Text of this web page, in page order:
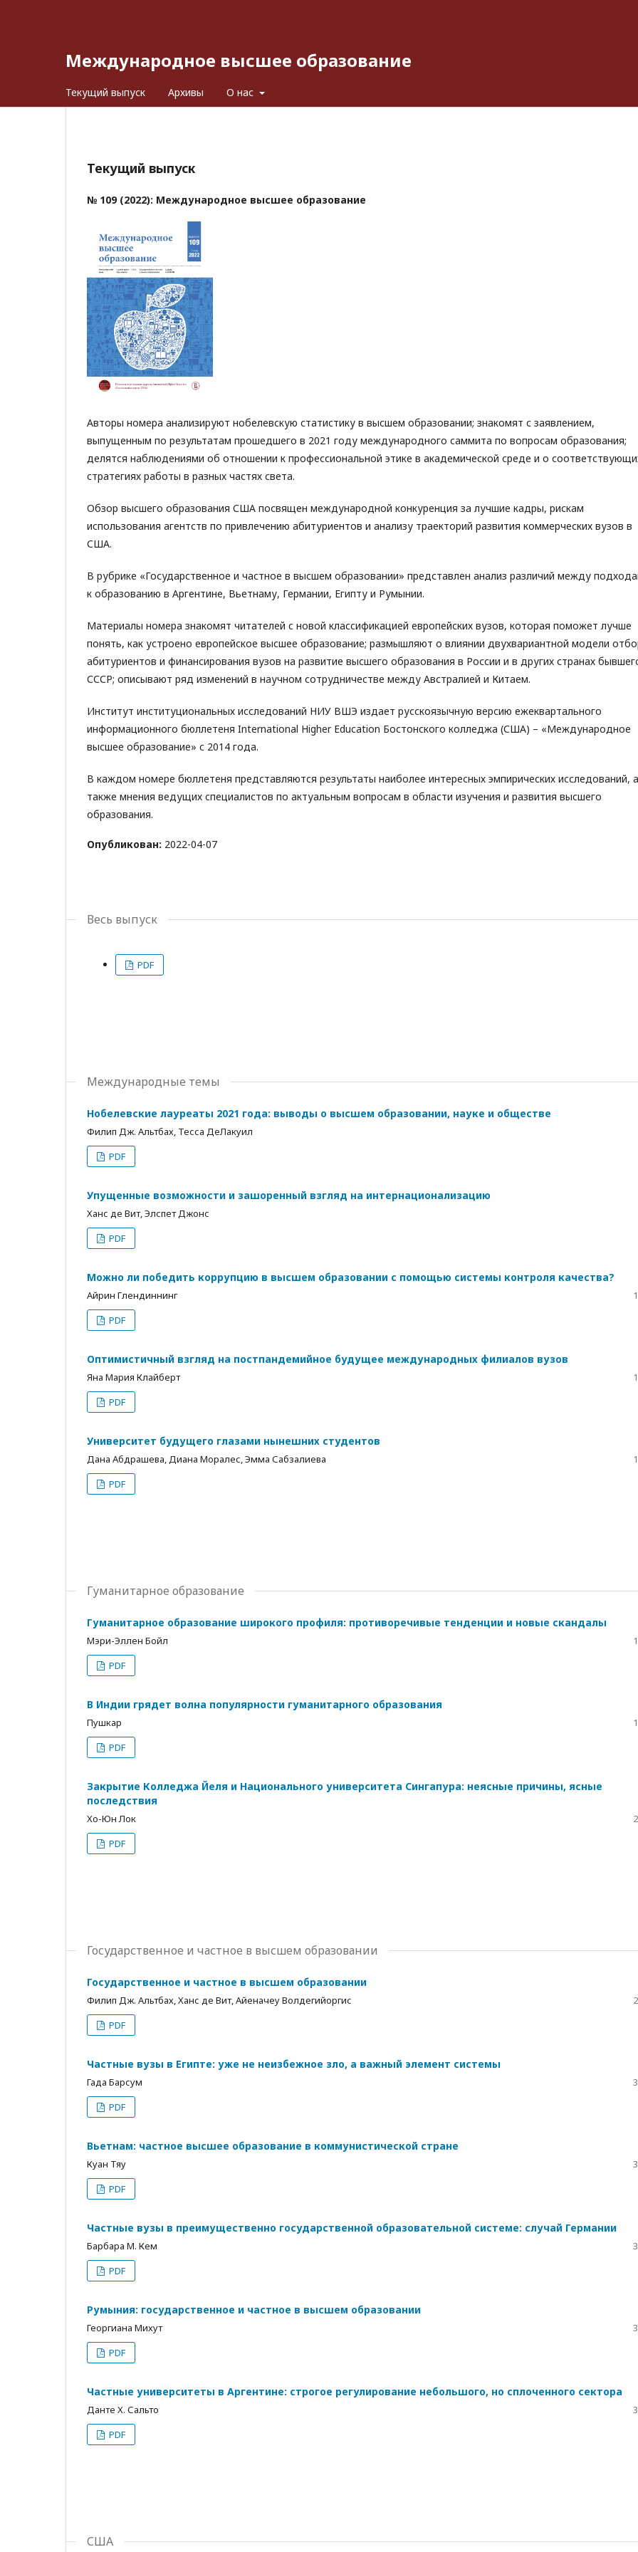
Международное высшее образование
Текущий выпуск Архивы О нас
Текущий выпуск
№ 109 (2022): Международное высшее образование
Авторы номера анализируют нобелевскую статистику в высшем образовании; знакомят с заявлением,
выпущенным по результатам прошедшего в 2021 году международного саммита по вопросам образования;
делятся наблюдениями об отношении к профессиональной этике в академической среде и о
стратегиях работы в разных частях света.
Обзор высшего образования США посвящен международной конкуренция за лучшие кадры, рискам
использования агентств по привлечению абитуриентов и анализу траекторий развития коммерческих вузов в
США.
В рубрике «Государственное и частное в высшем образовании» представлен анализ различий между
к образованию в Аргентине, Вьетнаму, Германии, Египту и Румынии.
Материалы номера знакомят читателей с новой классификацией европейских вузов, которая поможет лучше
понять, как устроено европейское высшее образование; размышляют о влиянии двухвариантной модели
абитуриентов и финансирования вузов на развитие высшего образования в России и в других странах
СССР; описывают ряд изменений в научном сотрудничестве между Австралией и Китаем.
Институт институциональных исследований НИУ ВШЭ издает русскоязычную версию ежеквартального
информационного бюллетеня International Higher Education Бостонского колледжа (США) – «Международное
высшее образование» с 2014 года.
В каждом номере бюллетеня представляются результаты наиболее интересных эмпирических исследований, а
также мнения ведущих специалистов по актуальным вопросам в области изучения и развития высшего
образования.
Опубликован: 2022-04-07
Весь выпуск
PDF
Международные темы
Нобелевские лауреаты 2021 года: выводы о высшем образовании, науке и обществе
Филип Дж. Альтбах, Тесса ДеЛакуил
PDF
Упущенные возможности и зашоренный взгляд на интернационализацию
Ханс де Вит, Элспет Джонс
PDF
Можно ли победить коррупцию в высшем образовании с помощью системы контроля качества?
Айрин Глендиннинг
PDF
Оптимистичный взгляд на постпандемийное будущее международных филиалов вузов
Яна Мария Клайберт
PDF
Университет будущего глазами нынешних студентов
Дана Абдрашева, Диана Моралес, Эмма Сабзалиева
PDF
Гуманитарное образование
Гуманитарное образование широкого профиля: противоречивые тенденции и новые скандалы
Мэри-Эллен Бойл
PDF
В Индии грядет волна популярности гуманитарного образования
Пушкар
PDF
Закрытие Колледжа Йеля и Национального университета Сингапура: неясные причины, ясные
последствия
Хо-Юн Лок
PDF
Государственное и частное в высшем образовании
Государственное и частное в высшем образовании
Филип Дж. Альтбах, Ханс де Вит, Айеначеу Волдегийоргис
PDF
Частные вузы в Египте: уже не неизбежное зло, а важный элемент системы
Гада Барсум
PDF
Вьетнам: частное высшее образование в коммунистической стране
Куан Тяу
PDF
Частные вузы в преимущественно государственной образовательной системе: случай Германии
Барбара М. Кем
PDF
Румыния: государственное и частное в высшем образовании
Георгиана Михут
PDF
Частные университеты в Аргентине: строгое регулирование небольшого, но сплоченного сектора
Данте Х. Сальто
PDF
США